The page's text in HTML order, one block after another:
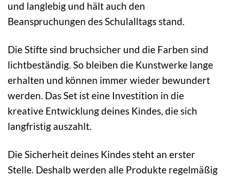
und langlebig und hält auch den
Beanspruchungen des Schulalltags stand.
Die Stifte sind bruchsicher und die Farben sind
lichtbeständig. So bleiben die Kunstwerke lange
erhalten und können immer wieder bewundert
werden. Das Set ist eine Investition in die
kreative Entwicklung deines Kindes, die sich
langfristig auszahlt.
Die Sicherheit deines Kindes steht an erster
Stelle. Deshalb werden alle Produkte regelmäßig